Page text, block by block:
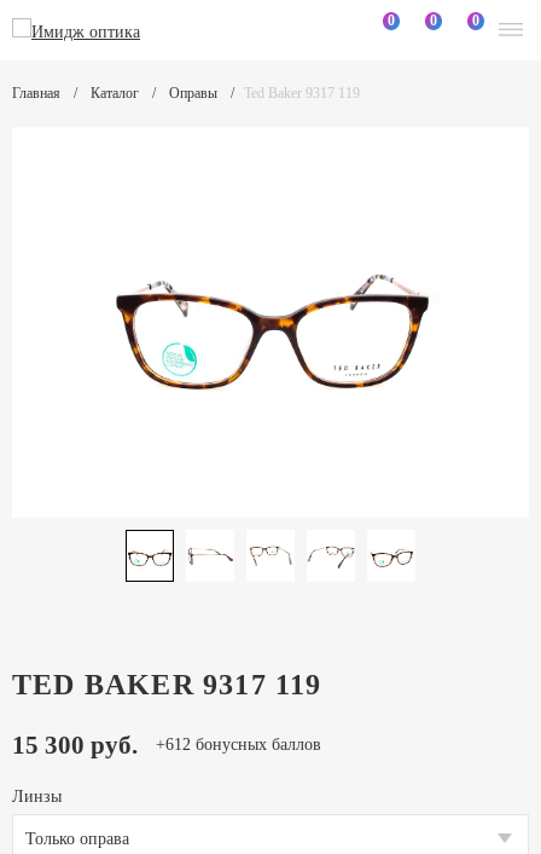
0 0 0
Главная Каталог Оправы Ted Baker 9317 119
TED BAKER 9317 119
15 300 руб. +612 бонусных баллов
Линзы
Только оправа